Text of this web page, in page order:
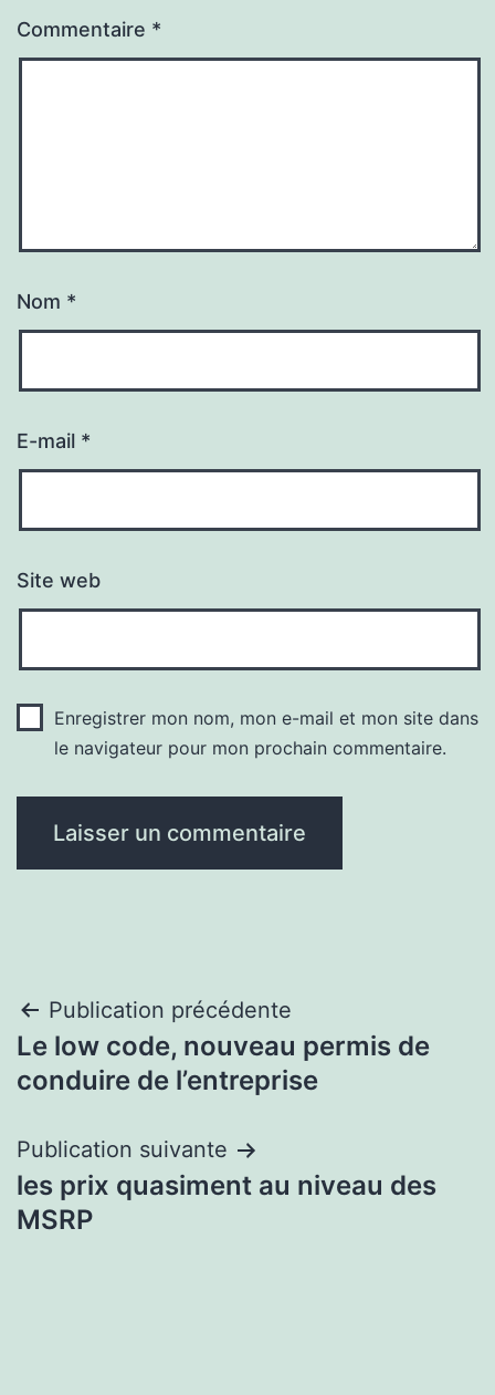
Commentaire *
Nom *
E-mail *
Site web
Enregistrer mon nom, mon e-mail et mon site dans
le navigateur pour mon prochain commentaire.
Navigation
de
Publication précédente
Le low code, nouveau permis de
conduire de l’entreprise
Publication suivante
les prix quasiment au niveau des
MSRP